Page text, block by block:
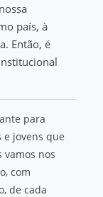
país, à
Então, é
para
jovens que
vamos nos
com
de cada